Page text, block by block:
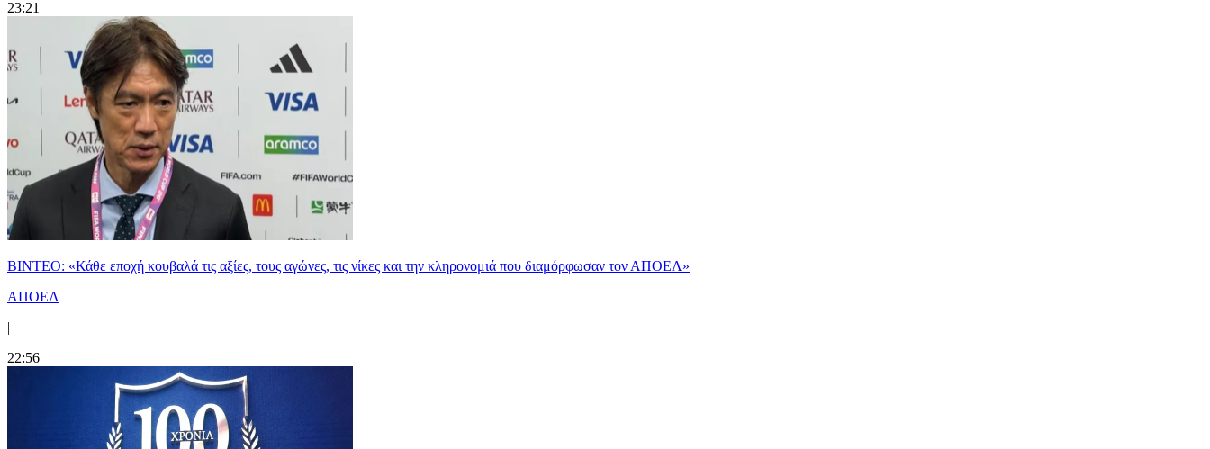
23:21
ΒΙΝΤΕΟ: «Κάθε εποχή κουβαλά τις αξίες, τους αγώνες, τις νίκες και την κληρονομιά που διαμόρφωσαν τον ΑΠΟΕΛ»
ΑΠΟΕΛ
|
22:56